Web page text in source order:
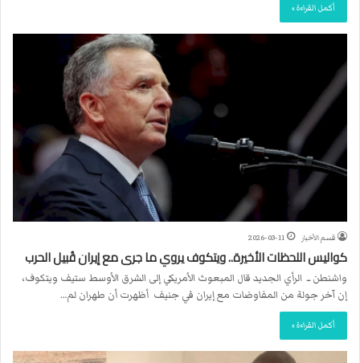
أكمل القراءة »
قسم الأخبار 2026-03-11
كواليس اللحظات الأخيرة.. ويتكوف يروي ما جرى مع إيران قُبيل الحرب
واشنطن ــ الرأي الجديد قال المبعوث الأمريكي إلى الشرق الأوسط ستيف ويتكوف،
إن آخر جولة من المفاوضات مع إيران في جنيف أظهرت أن طهران لم…
أكمل القراءة »